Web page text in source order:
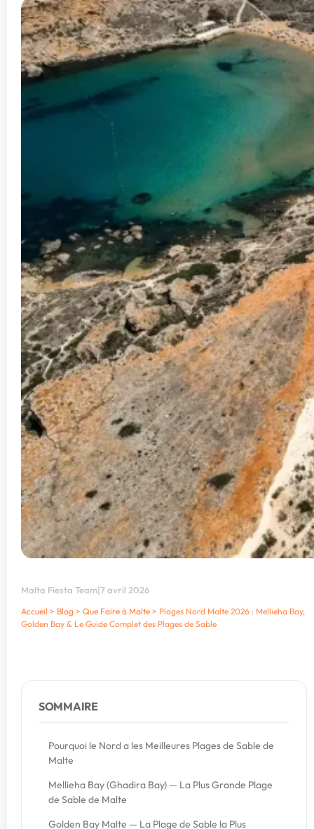
Malta Fiesta Team|7 avril 2026
Accueil > Blog > Que Faire à Malte > Plages Nord Malte 2026 : Mellieha Bay,
Golden Bay & Le Guide Complet des Plages de Sable
SOMMAIRE
Pourquoi le Nord a les Meilleures Plages de Sable de
Malte
Mellieha Bay (Ghadira Bay) — La Plus Grande Plage
de Sable de Malte
Golden Bay Malte — La Plage de Sable la Plus